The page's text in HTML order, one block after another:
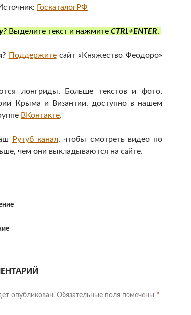
ГоскаталогРФ
Выделите текст и нажмите CTRL+ENTER.
Поддержитесайт «Княжество Феодоро»
лонгриды. Больше текстов и фото,
Крыма и Византии, доступно в нашем
ВКонтакте.
Рутуб канал, чтобы смотреть видео по
чем они выкладываются на сайте.
опубликован. Обязательные поля помечены *